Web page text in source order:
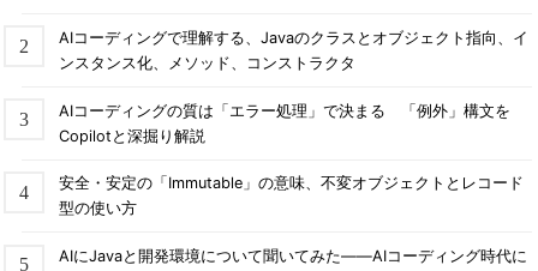
AIコーディングで理解する、Javaのクラスとオブジェクト指向、イ
ンスタンス化、メソッド、コンストラクタ
AIコーディングの質は「エラー処理」で決まる 「例外」構文を
Copilotと深掘り解説
安全・安定の「Immutable」の意味、不変オブジェクトとレコード
型の使い方
AIにJavaと開発環境について聞いてみた――AIコーディング時代に